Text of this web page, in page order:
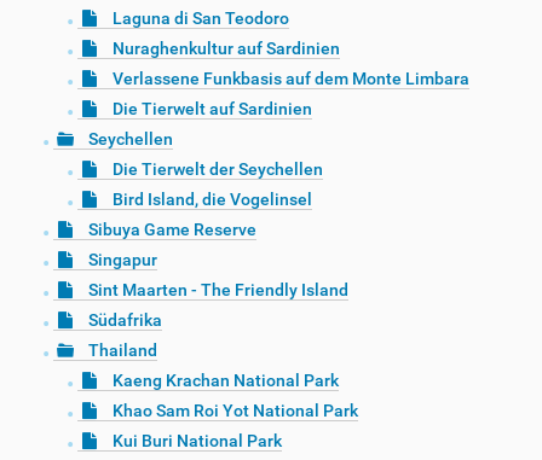
Laguna di San Teodoro
Nuraghenkultur auf Sardinien
Verlassene Funkbasis auf dem Monte Limbara
Die Tierwelt auf Sardinien
Seychellen
Die Tierwelt der Seychellen
Bird Island, die Vogelinsel
Sibuya Game Reserve
Singapur
Sint Maarten - The Friendly Island
Südafrika
Thailand
Kaeng Krachan National Park
Khao Sam Roi Yot National Park
Kui Buri National Park